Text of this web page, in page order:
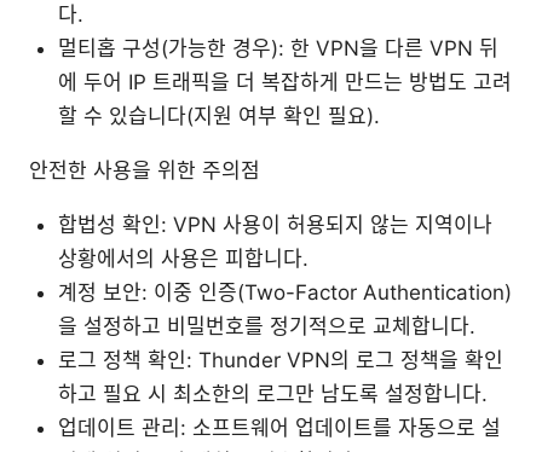
다.
멀티홉 구성(가능한 경우): 한 VPN을 다른 VPN 뒤
에 두어 IP 트래픽을 더 복잡하게 만드는 방법도 고려
할 수 있습니다(지원 여부 확인 필요).
안전한 사용을 위한 주의점
합법성 확인: VPN 사용이 허용되지 않는 지역이나
상황에서의 사용은 피합니다.
계정 보안: 이중 인증(Two-Factor Authentication)
을 설정하고 비밀번호를 정기적으로 교체합니다.
로그 정책 확인: Thunder VPN의 로그 정책을 확인
하고 필요 시 최소한의 로그만 남도록 설정합니다.
업데이트 관리: 소프트웨어 업데이트를 자동으로 설